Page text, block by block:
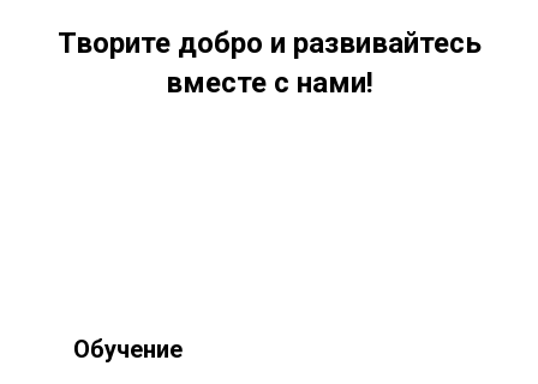
Творите добро и развивайтесь
вместе с нами!
Обучение